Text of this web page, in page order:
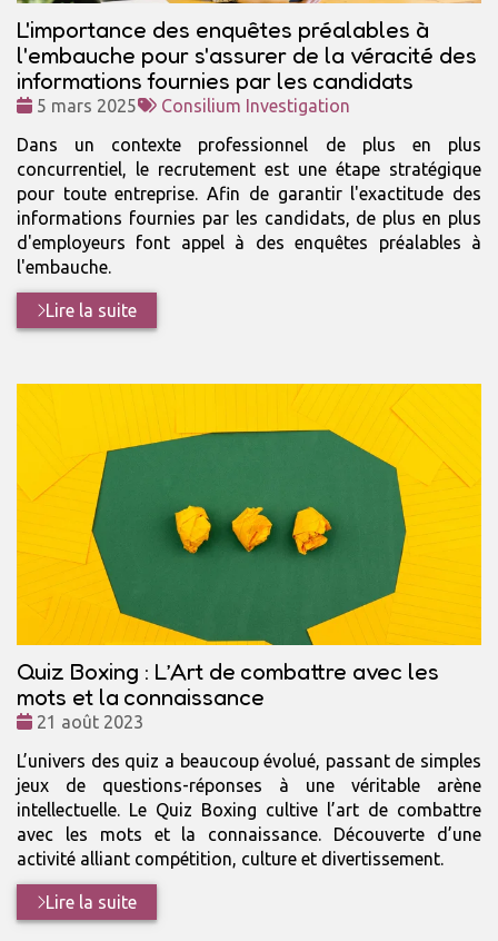
L'importance des enquêtes préalables à
l'embauche pour s'assurer de la véracité des
informations fournies par les candidats
Date
5 mars 2025
Tags
Consilium Investigation
Dans un contexte professionnel de plus en plus
concurrentiel, le recrutement est une étape stratégique
pour toute entreprise. Afin de garantir l'exactitude des
informations fournies par les candidats, de plus en plus
d'employeurs font appel à des enquêtes préalables à
l'embauche.
Lire la suite
Quiz Boxing : L’Art de combattre avec les
mots et la connaissance
Date
21 août 2023
L’univers des quiz a beaucoup évolué, passant de simples
jeux de questions-réponses à une véritable arène
intellectuelle. Le Quiz Boxing cultive l’art de combattre
avec les mots et la connaissance. Découverte d’une
activité alliant compétition, culture et divertissement.
Lire la suite